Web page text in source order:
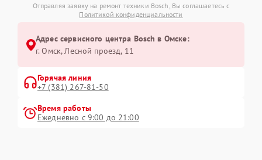
Отправляя заявку на ремонт техники Bosch, Вы соглашаетесь с
Политикой конфиденциальности
Адрес сервисного центра Bosch в Омске:
г. Омск, ​Лесной проезд, 11
Горячая линия
+7 (381) 267-81-50
Время работы
Ежедневно с 9:00 до 21:00